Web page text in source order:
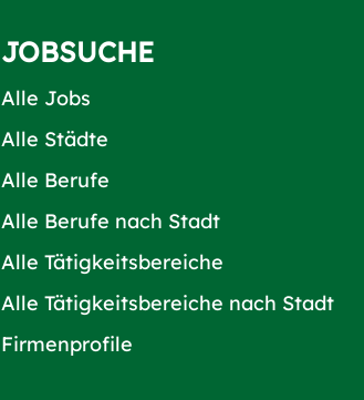
JOBSUCHE
Alle Jobs
Alle Städte
Alle Berufe
Alle Berufe nach Stadt
Alle Tätigkeitsbereiche
Alle Tätigkeitsbereiche nach Stadt
Firmenprofile